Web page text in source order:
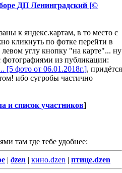
ДП Ленинградский [©
к яндекс.картам, в то место с
кликнуть по фотке перейти в
углу кнопку "на карте"... ну
фотографиями из публикации:
[5 фото от 06.01.2018г.], придётся
ибо сугробы частично
и список участников]
там где тебе удобнее:
| дzen | кино.dzen | птице.dzen